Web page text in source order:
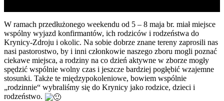
W ramach przedłużonego weekendu od 5 – 8 maja br. miał miejsce
wspólny wyjazd konfirmantów, ich rodziców i rodzeństwa do
Krynicy-Zdroju i okolic. Na sobie dobrze znane tereny zaprosili nas
nasi pastorostwo, by i inni członkowie naszego zboru mogli poznać
ciekawe miejsca, a rodziny na co dzień aktywne w zborze mogły
spędzić wspólnie wolny czas i jeszcze bardziej pogłębić wzajemne
stosunki. Także te międzypokoleniowe, bowiem wspólnie
„rodzinnie“ wybraliśmy się do Krynicy jako rodzice, dzieci i
rodzeństwo.